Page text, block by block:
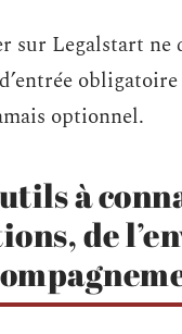
sur Legalstart
optionnel.
à
de